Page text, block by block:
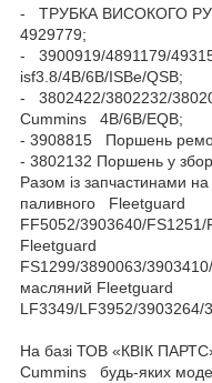
- ТРУБКА ВИСОКОГО
4929779;
- 3900919/4891179/
isf3.8/4B/6B/ISBe/QSB;
- 3802422/3802232/
Cummins 4B/6B/EQB;
- 3908815 Поршень
- 3802132 Поршень у
Разом із запчастинами
паливного Fleetguard
FF5052/3903640/FS1251/
Fleetguard
FS1299/3890063/
масляний Fleetguard
LF3349/LF3952/3903264/
На базі ТОВ «КВІК
Cummins будь-яких